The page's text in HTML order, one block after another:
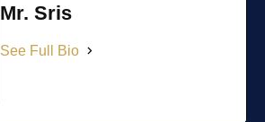
Mr. Sris
See Full Bio